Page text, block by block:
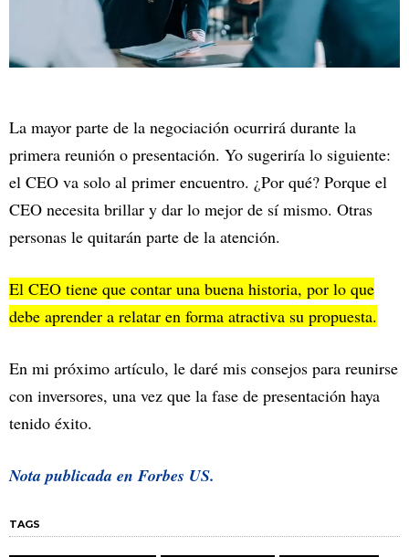
La mayor parte de la negociación ocurrirá durante la
primera reunión o presentación. Yo sugeriría lo siguiente:
el CEO va solo al primer encuentro. ¿Por qué? Porque el
CEO necesita brillar y dar lo mejor de sí mismo. Otras
personas le quitarán parte de la atención.
El CEO tiene que contar una buena historia, por lo que
debe aprender a relatar en forma atractiva su propuesta.
En mi próximo artículo, le daré mis consejos para reunirse
con inversores, una vez que la fase de presentación haya
tenido éxito.
Nota publicada en Forbes US.
TAGS